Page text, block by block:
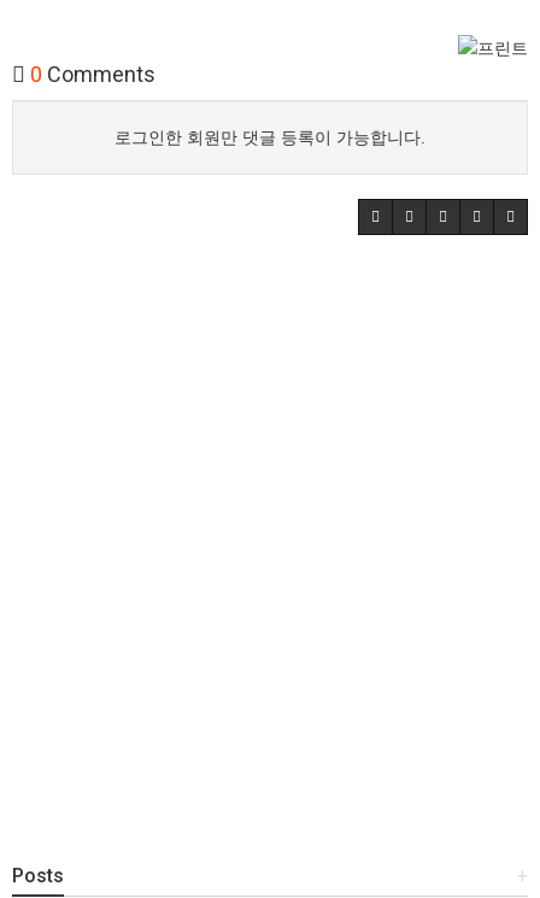
0 Comments
로그인한 회원만 댓글 등록이 가능합니다.
+
Posts